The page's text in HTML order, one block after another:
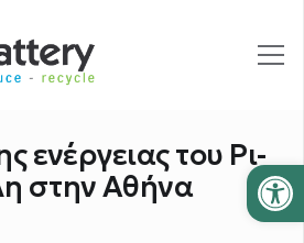
ενέργειας του Ρι-
στην Αθήνα